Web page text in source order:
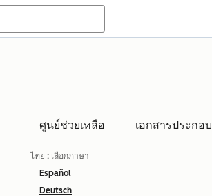
ศูนย์ช่วยเหลือ เอกสารประกอบ
ไทย : เลือกภาษา
Español
Deutsch